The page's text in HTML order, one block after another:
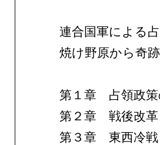
連合国軍による
焼け野原から奇
第１章 占領政策
第２章 戦後改革
第３章 東西冷戦